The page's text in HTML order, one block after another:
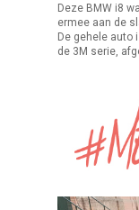
Deze BMW i8
ermee aan de
De gehele auto
de 3M serie,